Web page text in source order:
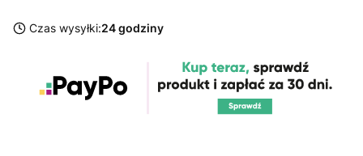
Czas wysyłki:24 godziny